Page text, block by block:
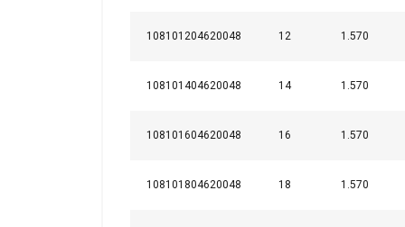
108101204620048 12 1.570
108101404620048 14 1.570
108101604620048 16 1.570
108101804620048 18 1.570
uw gebruik van hun
Strikt
noodzakelijk
DETAILS